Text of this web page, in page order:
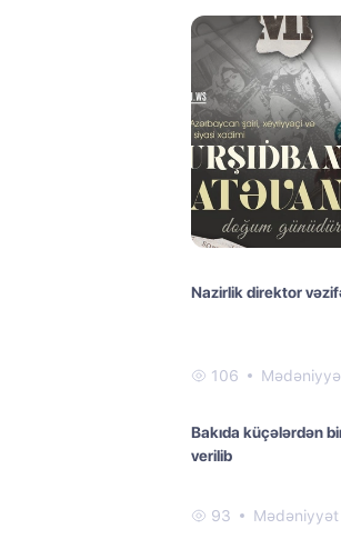
Nazirlik direktor
106
Bakıda küçələrdən
verilib
93 Mədəniyyət